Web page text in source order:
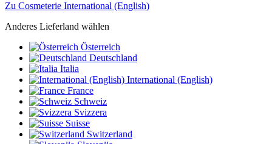
Zu Cosmeterie International (English)
Anderes Lieferland wählen
Österreich
Deutschland
Italia
International (English)
France
Schweiz
Svizzera
Suisse
Switzerland